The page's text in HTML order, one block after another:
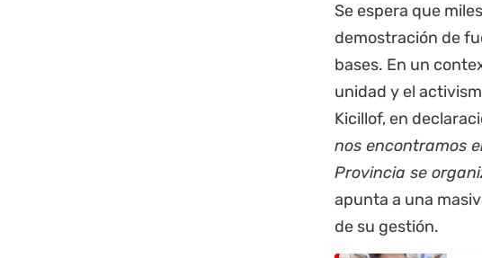
Se espera que
demostración de
bases. En un
unidad y el
Kicillof, en
nos encontramos
Provincia se
apunta a una
de su gestión.